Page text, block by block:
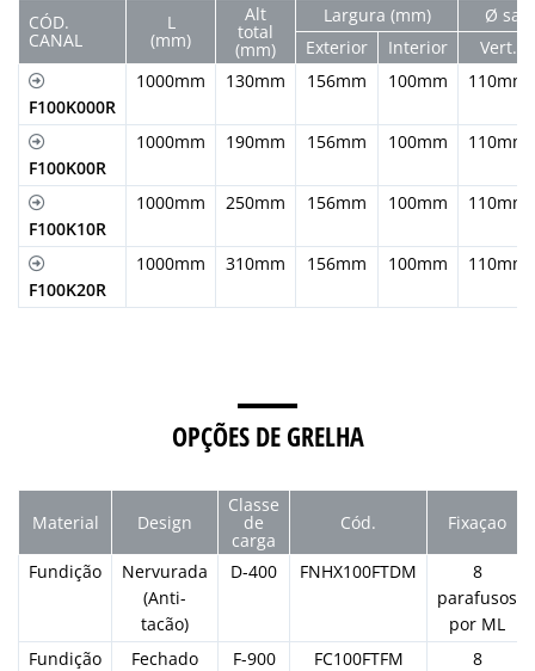
CÓD.
CANAL
L
(mm)
Alt
total
(mm)
Largura (mm)
Ø
Exterior
Interior Vert.
F100K000R
1000mm 130mm 156mm 100mm 110mm
F100K00R
1000mm 190mm 156mm 100mm 110mm
F100K10R
1000mm 250mm 156mm 100mm 110mm
F100K20R
1000mm 310mm 156mm 100mm 110mm
OPÇÕES DE GRELHA
Material Design
Classe
de
carga
Cód. Fixaçao
Fundição
Nervurada
(Anti-
tacão)
D-400 FNHX100FTDM
8
parafusos
por ML
Fundição
Fechado F-900 FC100FTFM
8